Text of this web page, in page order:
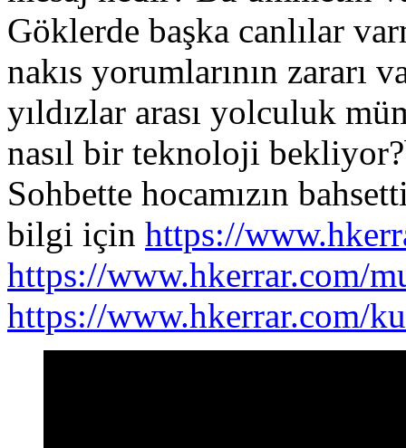
Göklerde başka canlılar
nakıs yorumlarının zararı
yıldızlar arası yolculuk
nasıl bir teknoloji
Sohbette hocamızın
bilgi için https://
https://www.hkerrar.com/
https://www.hkerrar.com/